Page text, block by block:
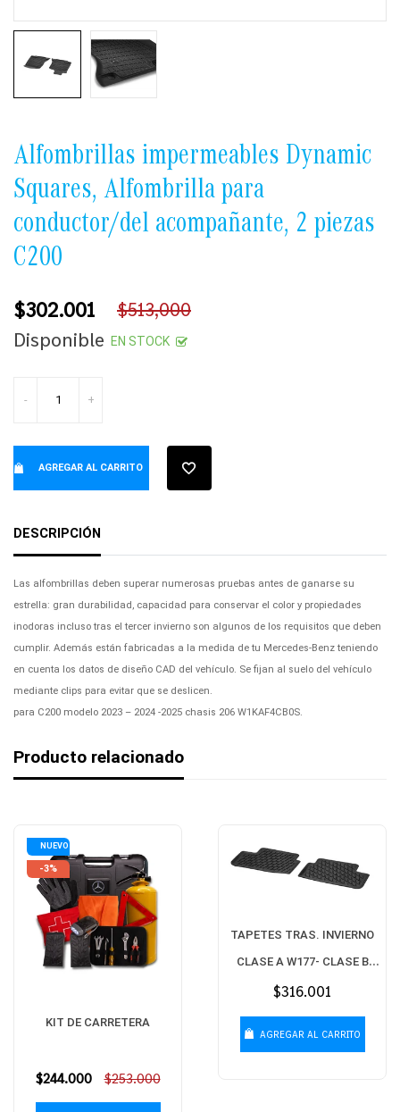
Alfombrillas impermeables Dynamic
Squares, Alfombrilla para
conductor/del acompañante, 2 piezas
C200
Precio
habitual
$302.001 $513,000
Disponible EN STOCK
- +
AGREGAR AL CARRITO
DESCRIPCIÓN
Las alfombrillas deben superar numerosas pruebas antes de ganarse su
estrella: gran durabilidad, capacidad para conservar el color y propiedades
inodoras incluso tras el tercer invierno son algunos de los requisitos que deben
cumplir. Además están fabricadas a la medida de tu Mercedes-Benz teniendo
en cuenta los datos de diseño CAD del vehículo. Se fijan al suelo del vehículo
mediante clips para evitar que se deslicen.
para C200 modelo 2023 – 2024 -2025 chasis 206 W1KAF4CB0S.
Producto relacionado
NUEVO
-3%
KIT DE CARRETERA
Precio
$244.000 $253.000
TAPETES TRAS. INVIERNO
CLASE A W177- CLASE B
W247- CLA W118
Precio
$316.001
AGREGAR AL CARRITO